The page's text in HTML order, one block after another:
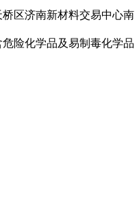
区济南新材料交易中心南
险化学品及易制毒化学